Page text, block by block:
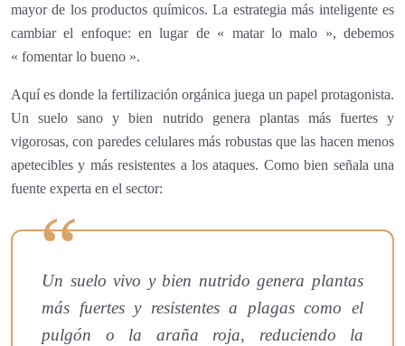
mayor de los productos químicos. La estrategia más inteligente es
cambiar el enfoque: en lugar de « matar lo malo », debemos
« fomentar lo bueno ».
Aquí es donde la fertilización orgánica juega un papel protagonista.
Un suelo sano y bien nutrido genera plantas más fuertes y
vigorosas, con paredes celulares más robustas que las hacen menos
apetecibles y más resistentes a los ataques. Como bien señala una
fuente experta en el sector:
Un suelo vivo y bien nutrido genera plantas
más fuertes y resistentes a plagas como el
pulgón o la araña roja, reduciendo la